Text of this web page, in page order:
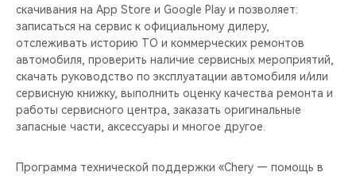
скачивания на App Store и Google Play и позволяет:
записаться на сервис к официальному дилеру,
отслеживать историю ТО и коммерческих ремонтов
автомобиля, проверить наличие сервисных мероприятий,
скачать руководство по эксплуатации автомобиля и/или
сервисную книжку, выполнить оценку качества ремонта и
работы сервисного центра, заказать оригинальные
запасные части, аксессуары и многое другое.
Программа технической поддержки «Chery — помощь в